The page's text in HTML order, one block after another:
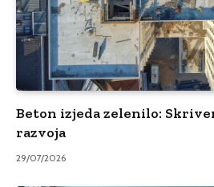
Beton izjeda zelenilo:
razvoja
29/07/2026